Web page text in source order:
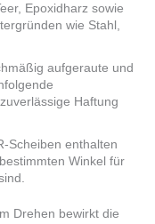
Epoxidharz sowie
wie Stahl,
aufgeraute und
Haftung
Scheiben enthalten
Winkel für
Drehen bewirkt die